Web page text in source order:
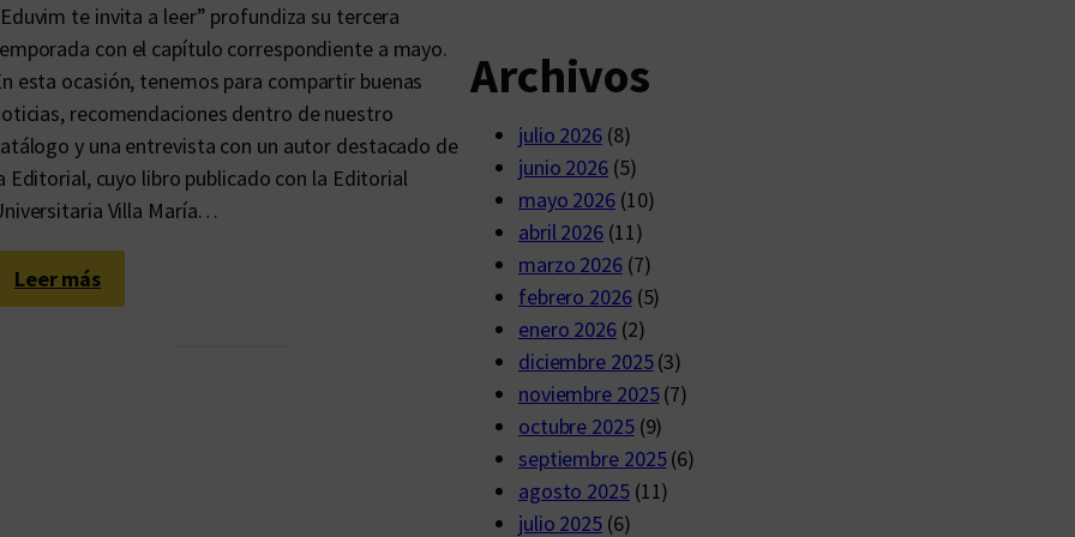
i
a
l
e
s
d
e
r
a
r
l
a
s
i
te invita a leer” profundiza su tercera
con el capítulo correspondiente a mayo.
esta ocasión, tenemos para compartir buenas
recomendaciones dentro de nuestro
y una entrevista con un autor destacado de
Editorial, cuyo libro publicado con la Editorial
Villa María…
Leer más:
N
Archivos
julio 2026(8)
junio 2026(5)
mayo 2026 (10)
abril 2026(11)
marzo 2026(7)
febrero 2026(5)
enero 2026(2)
diciembre 2025(3)
noviembre 2025(7)
octubre 2025(9)
septiembre 2025(6)
agosto 2025(11)
julio 2025(6)